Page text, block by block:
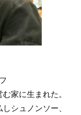
家に生まれた。
シュノンソー、